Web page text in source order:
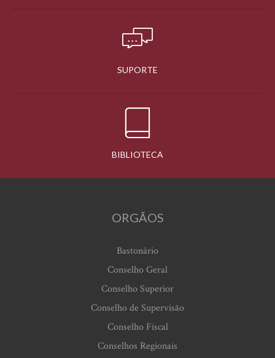
SUPORTE
BIBLIOTECA
ORGÃOS
Bastonário
Conselho Geral
Conselho Superior
Conselho de Supervisão
Conselho Fiscal
Conselhos Regionais